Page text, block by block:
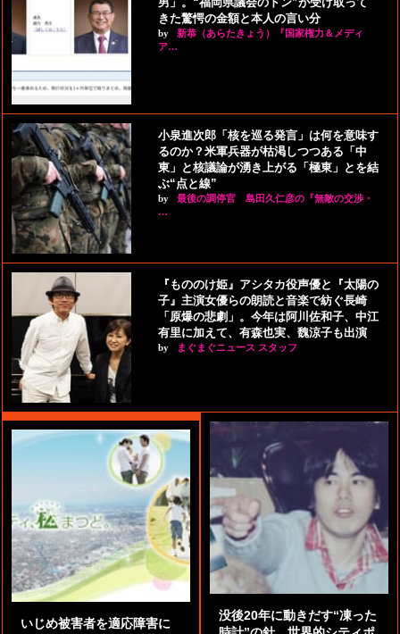
きた驚愕の金額と本人の言い分
by
新恭（あらたきょう）『国家権力＆メディ
ア…
小泉進次郎「核を巡る発言」は何を意味す
るのか？米軍兵器が枯渇しつつある「中
東」と核議論が湧き上がる「極東」とを結
ぶ“点と線”
by
最後の調停官 島田久仁彦の『無敵の交渉・
…
『もののけ姫』アシタカ役声優と『太陽の
子』主演女優らの朗読と音楽で紡ぐ長崎
「原爆の悲劇」。今年は阿川佐和子、中江
有里に加えて、有森也実、魏涼子も出演
by まぐまぐニュース スタッフ
いじめ被害者を適応障害に
没後20年に動きだす“凍った